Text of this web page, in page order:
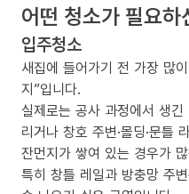
어떤 청소가 필요하
입주청소
새집에 들어가기 전 가장 많
지”입니다.
실제로는 공사 과정에서 생
리거나 창호 주변·몰딩·문틀
잔먼지가 쌓여 있는 경우가
특히 창틀 레일과 방충망 주